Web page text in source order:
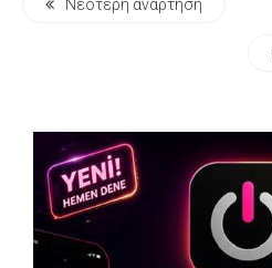
Νεότερη ανάρτηση